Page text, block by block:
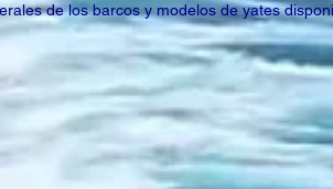
de los barcos y modelos de yates